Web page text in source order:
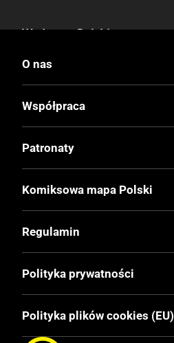
Wydawca Polski
Ehapa Verlag
Data Wydania
3.10.2001
Druk
O nas
Współpraca
Patronaty
Komiksowa mapa Polski
Regulamin
Polityka prywatności
Polityka plików cookies (EU)